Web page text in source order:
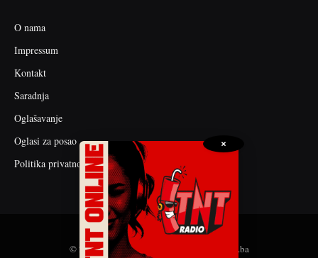
O nama
Impressum
Kontakt
Saradnja
Oglašavanje
Oglasi za posao
Politika privatnosti
© 2026 web dizajn i seo optimizacija by tnt.ba
×